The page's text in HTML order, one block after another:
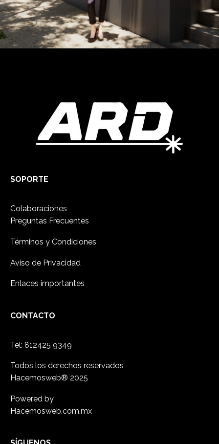
SOPORTE
Colaboraciones
Preguntas Frecuentes
Términos y Condiciones
Aviso de Privacidad
Enlaces importantes
CONTACTO
Tel: 812425 9349
Todos los derechos reservados
Hacemosweb® 2025
Powered by
Hacemosweb.com.mx